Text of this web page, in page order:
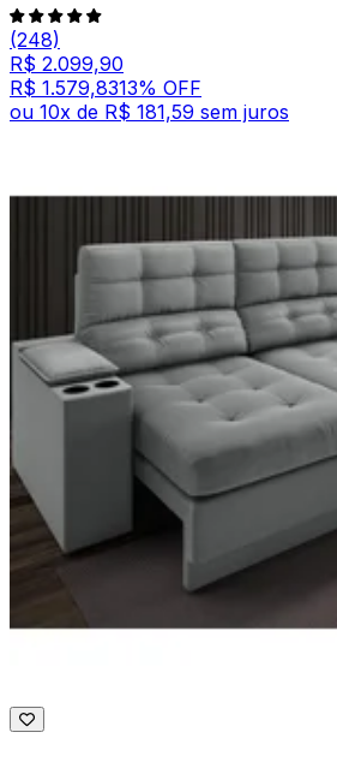
(248)
R$ 2.099,90
R$ 1.579,8313% OFF
ou 10x de R$ 181,59 sem juros